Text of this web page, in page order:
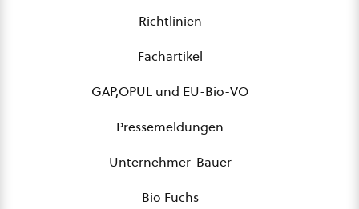
Richtlinien
Fachartikel
GAP,ÖPUL und EU-Bio-VO
Pressemeldungen
Unternehmer-Bauer
Bio Fuchs